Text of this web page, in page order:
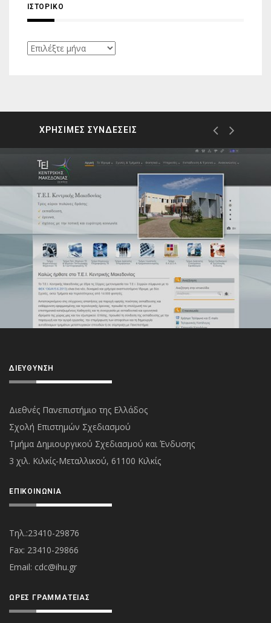
ΙΣΤΟΡΙΚΌ
Ιστορικό
ΧΡΗΣΙΜΕΣ ΣΥΝΔΕΣΕΙΣ
ΔΙΕΎΘΥΝΣΗ
Διεθνές Πανεπιστήμιο της Ελλάδος
Σχολή Επιστημών Σχεδιασμού
Τμήμα Δημιουργικού Σχεδιασμού και Ένδυσης
3 χιλ. Κιλκίς-Μεταλλικού, 61100 Κιλκίς
ΕΠΙΚΟΙΝΩΝΊΑ
Τηλ.:23410-29876
Fax: 23410-29866
Εmail: cdc@ihu.gr
ΏΡΕΣ ΓΡΑΜΜΑΤΕΊΑΣ